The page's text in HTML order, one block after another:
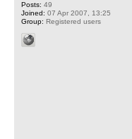
Posts: 49
Joined: 07 Apr 2007, 13:25
Group: Registered users